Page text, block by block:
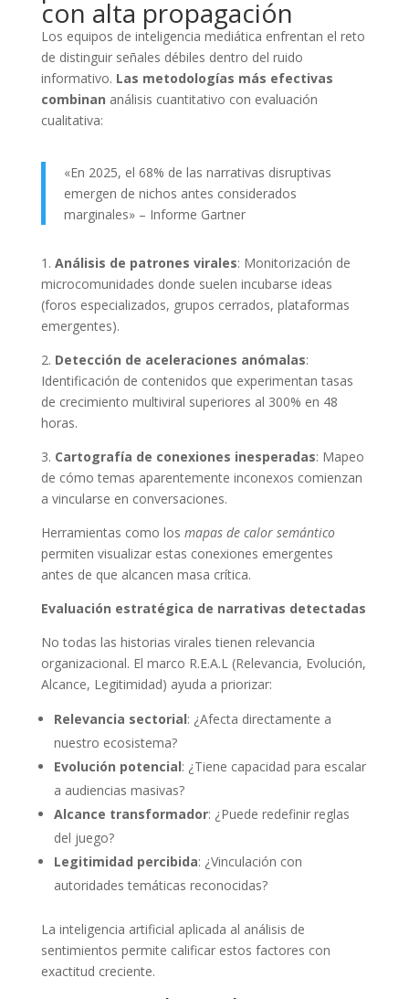
con alta propagación
Los equipos de inteligencia mediática enfrentan el reto
de distinguir señales débiles dentro del ruido
informativo. Las metodologías más efectivas
combinan análisis cuantitativo con evaluación
cualitativa:
«En 2025, el 68% de las narrativas disruptivas
emergen de nichos antes considerados
marginales» – Informe Gartner
1. Análisis de patrones virales: Monitorización de
microcomunidades donde suelen incubarse ideas
(foros especializados, grupos cerrados, plataformas
emergentes).
2. Detección de aceleraciones anómalas:
Identificación de contenidos que experimentan tasas
de crecimiento multiviral superiores al 300% en 48
horas.
3. Cartografía de conexiones inesperadas: Mapeo
de cómo temas aparentemente inconexos comienzan
a vincularse en conversaciones.
Herramientas como los mapas de calor semántico
permiten visualizar estas conexiones emergentes
antes de que alcancen masa crítica.
Evaluación estratégica de narrativas detectadas
No todas las historias virales tienen relevancia
organizacional. El marco R.E.A.L (Relevancia, Evolución,
Alcance, Legitimidad) ayuda a priorizar:
Relevancia sectorial: ¿Afecta directamente a
nuestro ecosistema?
Evolución potencial: ¿Tiene capacidad para escalar
a audiencias masivas?
Alcance transformador: ¿Puede redefinir reglas
del juego?
Legitimidad percibida: ¿Vinculación con
autoridades temáticas reconocidas?
La inteligencia artificial aplicada al análisis de
sentimientos permite calificar estos factores con
exactitud creciente.